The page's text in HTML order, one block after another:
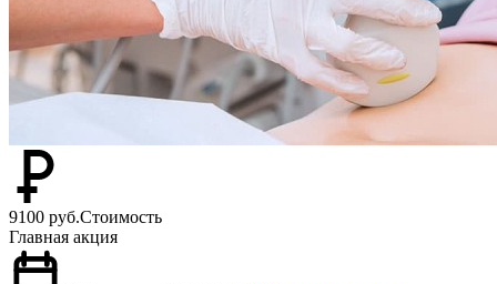
9100 руб.Стоимость
Главная акция